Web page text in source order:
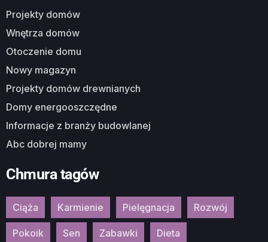
Projekty domów
Wnętrza domów
Otoczenie domu
Nowy magazyn
Projekty domów drewnianych
Domy energooszczędne
Informacje z branży budowlanej
Abc dobrej mamy
Chmura tagów
Ciąża Karmienie Pielęgnacja Rozwój
Pokoik Sen Zabawki Dieta